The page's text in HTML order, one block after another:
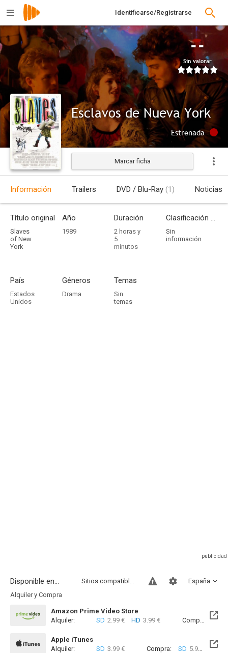
Identificarse/Registrarse
--
Sin valorar
Esclavos de Nueva York
Estrenada
Marcar ficha
Información Trailers DVD / Blu-Ray (1) Noticias
Título original
Slaves
of New
York
Año
1989
Duración
2 horas y
5
minutos
Clasificación por edades
Sin
información
País
Estados
Unidos
Géneros
Drama
Temas
Sin
temas
Disponible en... España
Sitios compatibles
Alquiler y Compra
Amazon Prime Video Store
Alquiler:
SD 2.99 € HD 3.99 € Compra: SD
Apple iTunes
Alquiler:
SD 3.99 € Compra: SD 5.99 €